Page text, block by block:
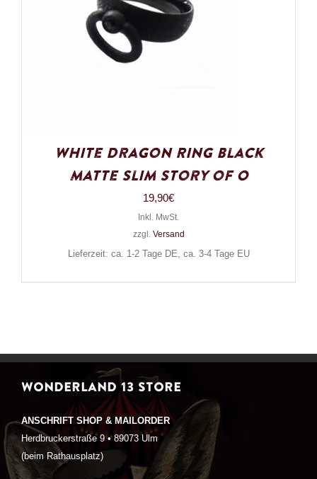
White Dragon Ring Black
Matte Slim Story of O
19,90€
Inkl. MwSt.
zzgl. Versand
Lieferzeit: ca. 1-2 Tage DE, ca. 3-4 Tage EU
WONDERLAND 13 STORE
ANSCHRIFT SHOP & MAILORDER
Herdbruckerstraße 9 • 89073 Ulm
(beim Rathausplatz)